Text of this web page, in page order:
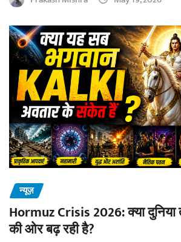
न्यूज़
Hormuz Crisis 2026: क्या दुनिया
की ओर बढ़ रही है?